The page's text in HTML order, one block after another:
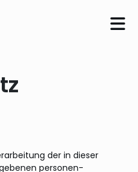
der in dieser
personen-